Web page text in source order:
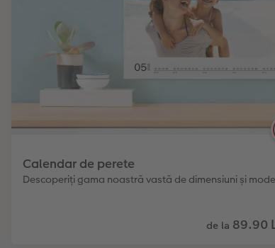
Calendar de perete
Descoperiți gama noastră vastă de dimensiuni și
de la 89.90